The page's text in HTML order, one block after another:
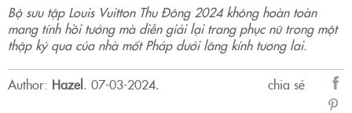
Bộ sưu tập Louis Vuitton Thu Đông 2024 không hoàn toàn
mang tính hồi tưởng mà diễn giải lại trang phục nữ trong một
thập kỷ qua của nhà mốt Pháp dưới lăng kính tương lai.
Author: Hazel. 07-03-2024.
chia sẻ
sẻ